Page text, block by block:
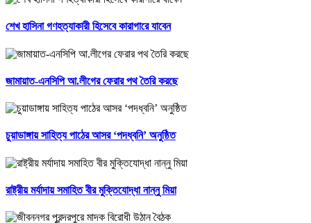
শেখ হাসিনা গণহত্যাকারী হিসেবে কারাগারে যাবেন
জামায়াত-এনসিপি আ.লীগের ফেরার পথ তৈরি করছে
চুয়াডাঙ্গায় সাহিত্য পাঠের আসর ‘পদধ্বনি’ অনুষ্ঠিত
রাষ্ট্রীয় মর্যাদায় সমাহিত বীর মুক্তিযোদ্ধা নান্নু মিয়া